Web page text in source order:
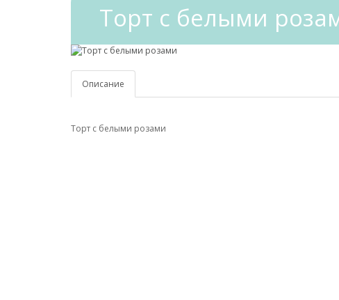
Торт с белыми
Описание
Торт с белыми розами